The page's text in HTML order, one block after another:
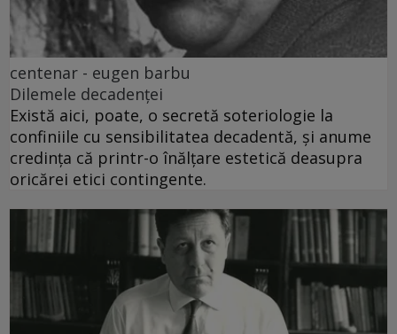
centenar - eugen barbu
Dilemele decadenței
Există aici, poate, o secretă soteriologie la
confiniile cu sensibilitatea decadentă, și anume
credința că printr-o înălțare estetică deasupra
oricărei etici contingente.